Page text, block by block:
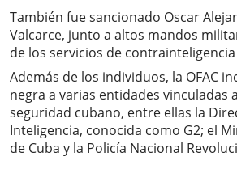
También fue sancionado Oscar
Valcarce, junto a altos mandos
de los servicios de
Además de los individuos, la OFAC
negra a varias entidades vinculadas
seguridad cubano, entre ellas la
Inteligencia, conocida como G2; el
de Cuba y la Policía Nacional